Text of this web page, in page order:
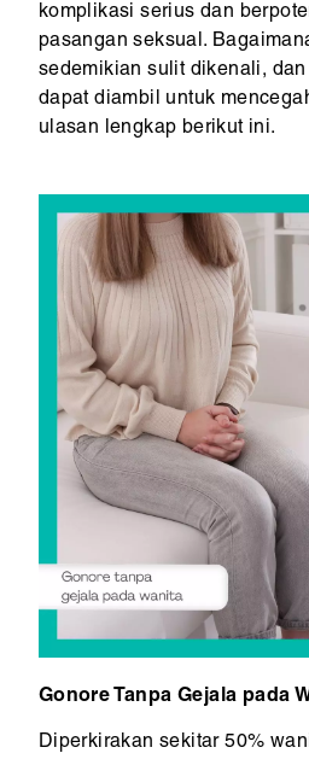
komplikasi serius dan
pasangan seksual.
sedemikian sulit dikenali,
dapat diambil untuk
ulasan lengkap berikut ini.
Gonore Tanpa Gejala pada
Diperkirakan sekitar 50%